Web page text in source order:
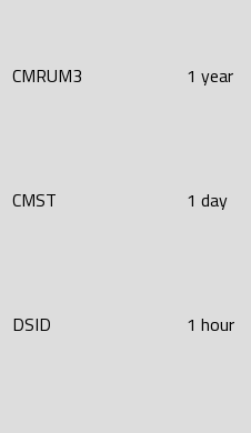
CMRUM3 1 year
CMST 1 day
DSID 1 hour